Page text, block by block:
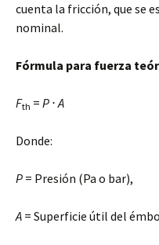
cuenta la fricción, que se
nominal.
Fórmula para fuerza
Fth = P ⋅A
Donde:
P = Presión (Pa o bar),
A = Superficie útil del